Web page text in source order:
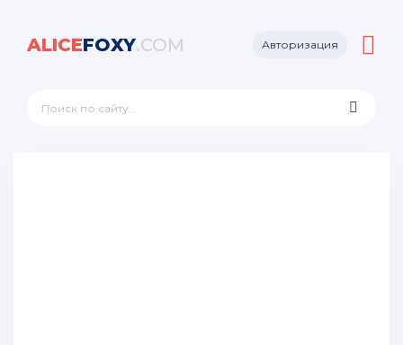
ALICEFOXY.COM Авторизация